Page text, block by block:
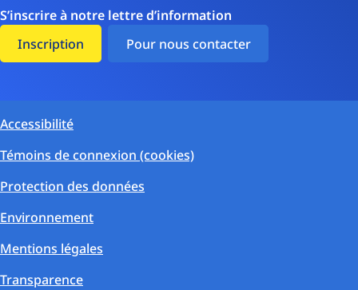
S’inscrire à notre lettre d’information
Inscription
Pour nous contacter
Accessibilité
Témoins de connexion (cookies)
Protection des données
Environnement
Mentions légales
Transparence